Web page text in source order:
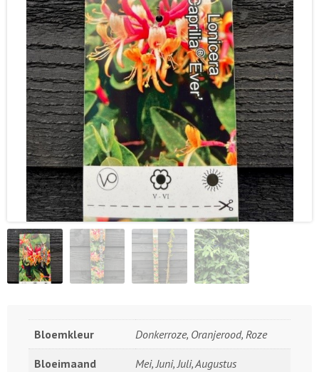
Bloemkleur Donkerroze, Oranjerood, Roze
Bloeimaand Mei, Juni, Juli, Augustus